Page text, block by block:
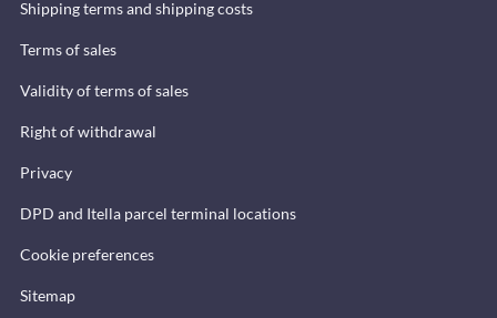
Shipping terms and shipping costs
Terms of sales
Validity of terms of sales
Right of withdrawal
Privacy
DPD and Itella parcel terminal locations
Cookie preferences
Sitemap